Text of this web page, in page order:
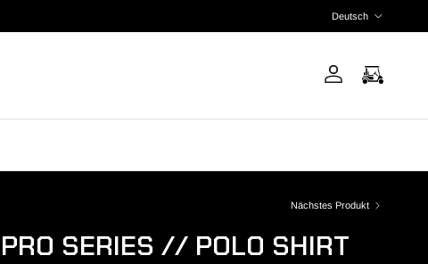
Deutsch
Nächstes Produkt
PRO SERIES // POLO SHIRT